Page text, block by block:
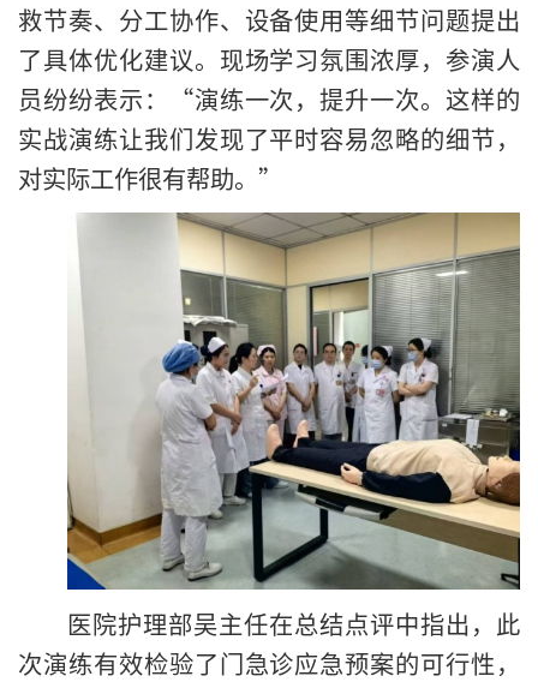
救节奏、分工协作、设备使用等细节问题提出
了具体优化建议。现场学习氛围浓厚，参演人
员纷纷表示：“演练一次，提升一次。这样的
实战演练让我们发现了平时容易忽略的细节，
对实际工作很有帮助。”
医院护理部吴主任在总结点评中指出，此
次演练有效检验了门急诊应急预案的可行性，